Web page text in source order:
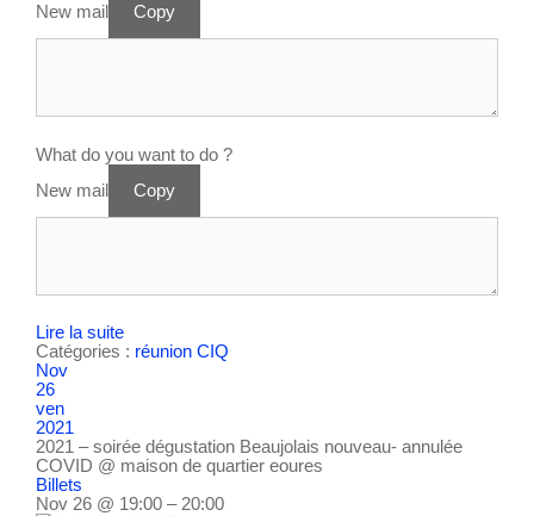
New mail
Copy
What do you want to do ?
New mail
Copy
Lire la suite
Catégories : réunion CIQ
Nov
26
ven
2021
2021 – soirée dégustation Beaujolais nouveau- annulée
COVID @ maison de quartier eoures
Billets
Nov 26 @ 19:00 – 20:00